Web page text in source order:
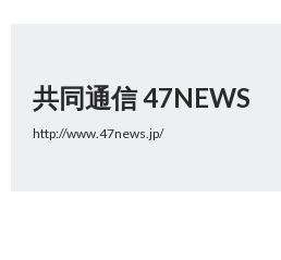
共同通信 47NEWS
http://www.47news.jp/